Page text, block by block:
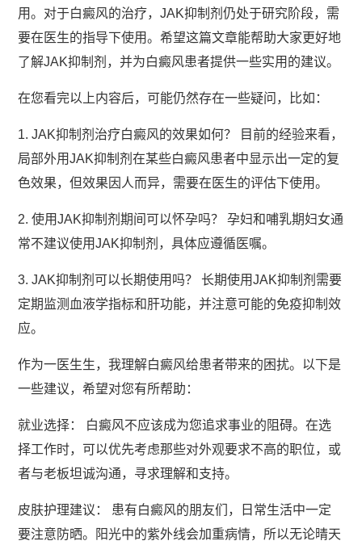
用。对于白癜风的治疗，JAK抑制剂仍处于研究阶段，需
要在医生的指导下使用。希望这篇文章能帮助大家更好地
了解JAK抑制剂，并为白癜风患者提供一些实用的建议。
在您看完以上内容后，可能仍然存在一些疑问，比如：
1. JAK抑制剂治疗白癜风的效果如何？ 目前的经验来看，
局部外用JAK抑制剂在某些白癜风患者中显示出一定的复
色效果，但效果因人而异，需要在医生的评估下使用。
2. 使用JAK抑制剂期间可以怀孕吗？ 孕妇和哺乳期妇女通
常不建议使用JAK抑制剂，具体应遵循医嘱。
3. JAK抑制剂可以长期使用吗？ 长期使用JAK抑制剂需要
定期监测血液学指标和肝功能，并注意可能的免疫抑制效
应。
作为一医生生，我理解白癜风给患者带来的困扰。以下是
一些建议，希望对您有所帮助：
就业选择： 白癜风不应该成为您追求事业的阻碍。在选
择工作时，可以优先考虑那些对外观要求不高的职位，或
者与老板坦诚沟通，寻求理解和支持。
皮肤护理建议： 患有白癜风的朋友们，日常生活中一定
要注意防晒。阳光中的紫外线会加重病情，所以无论晴天